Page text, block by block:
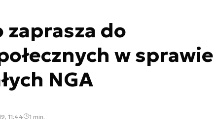
do
w sprawie
NGA
11:44 1 min.